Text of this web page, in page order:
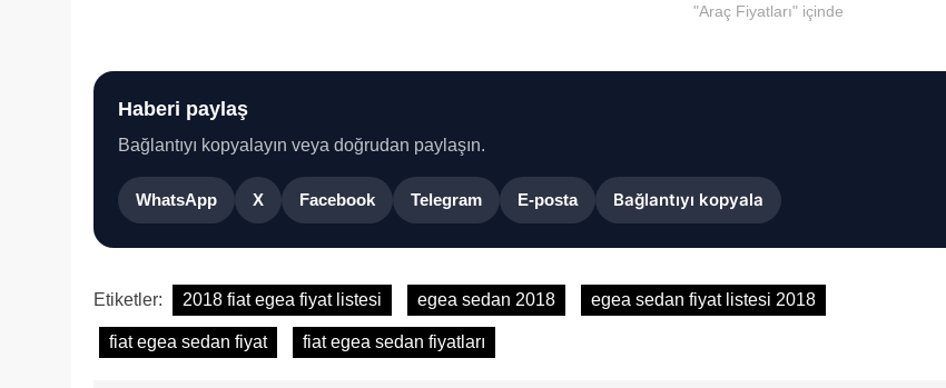
"Araç Fiyatları" içinde
Haberi paylaş
Bağlantıyı kopyalayın veya doğrudan paylaşın.
WhatsApp X Facebook Telegram E-posta Bağlantıyı kopyala
Etiketler: 2018 fiat egea fiyat listesi egea sedan 2018 egea sedan fiyat listesi 2018
fiat egea sedan fiyat fiat egea sedan fiyatları